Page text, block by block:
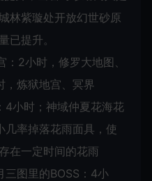
林紫璇处开放幻世砂原
已提升。
2小时，修罗大地图、
，炼狱地宫、冥界
4小时；神域仲夏花海花
率掉落花雨面具，使
在一定时间的花雨
三图里的BOSS：4小